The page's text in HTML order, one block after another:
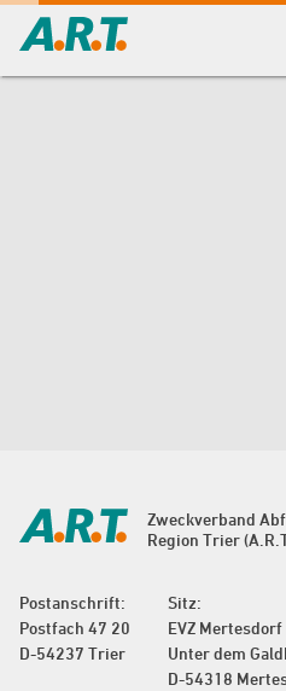
Zweckverband
Region Trier
Postanschrift:
Postfach 47 20
D-54237 Trier
Sitz:
EVZ Mertesdorf
Unter dem
D-54318